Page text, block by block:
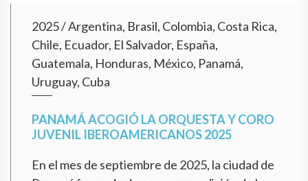
2025/Argentina, Brasil, Colombia, Costa Rica,
Chile, Ecuador, El Salvador, España,
Guatemala, Honduras, México, Panamá,
Uruguay, Cuba
PANAMÁ ACOGIÓ LA ORQUESTA Y CORO
JUVENIL IBEROAMERICANOS 2025
En el mes de septiembre de 2025, la ciudad de